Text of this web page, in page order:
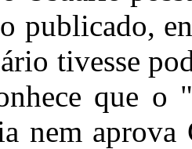
publicado,
tivesse
que o
nem